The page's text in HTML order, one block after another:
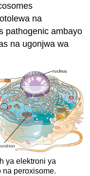
na
pathogenic ambayo
na ugonjwa wa
ya elektroni ya
na peroxisome.